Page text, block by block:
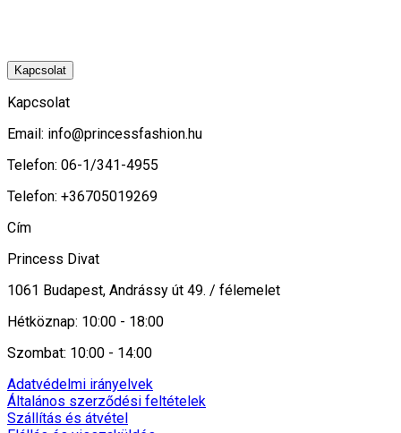
Kapcsolat
Kapcsolat
Email: info@princessfashion.hu
Telefon: 06-1/341-4955
Telefon: +36705019269
Cím
Princess Divat
1061 Budapest, Andrássy út 49. / félemelet
Hétköznap: 10:00 - 18:00
Szombat: 10:00 - 14:00
Adatvédelmi irányelvek
Általános szerződési feltételek
Szállítás és átvétel